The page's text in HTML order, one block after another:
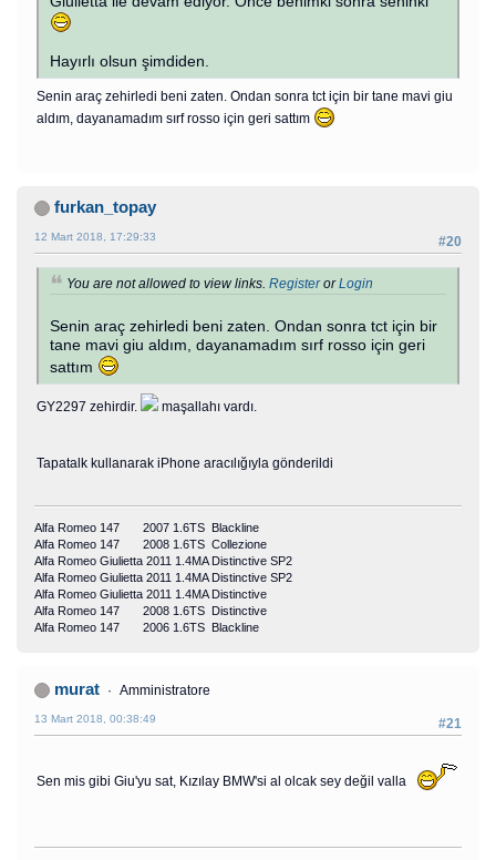
Hayırlı olsun şimdiden.
Senin araç zehirledi beni zaten. Ondan sonra tct için bir tane mavi giu
aldım, dayanamadım sırf rosso için geri sattım
furkan_topay
#20
12 Mart 2018, 17:29:33
You are not allowed to view links. RegisterorLogin
Senin araç zehirledi beni zaten. Ondan sonra tct için bir
tane mavi giu aldım, dayanamadım sırf rosso için geri
sattım
GY2297 zehirdir. maşallahı vardı.
Tapatalk kullanarak iPhone aracılığıyla gönderildi
Alfa Romeo 147 2007 1.6TS Blackline
Alfa Romeo 147 2008 1.6TS Collezione
Alfa Romeo Giulietta 2011 1.4MA Distinctive SP2
Alfa Romeo Giulietta 2011 1.4MA Distinctive SP2
Alfa Romeo Giulietta 2011 1.4MA Distinctive
Alfa Romeo 147 2008 1.6TS Distinctive
Alfa Romeo 147 2006 1.6TS Blackline
murat Amministratore
#21
13 Mart 2018, 00:38:49
Sen mis gibi Giu'yu sat, Kızılay BMW'si al olcak sey değil valla